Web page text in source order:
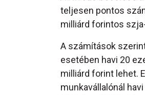
teljesen pontos
milliárd forintos
A számítások
esetében havi 20
milliárd forint lehet.
munkavállalónál